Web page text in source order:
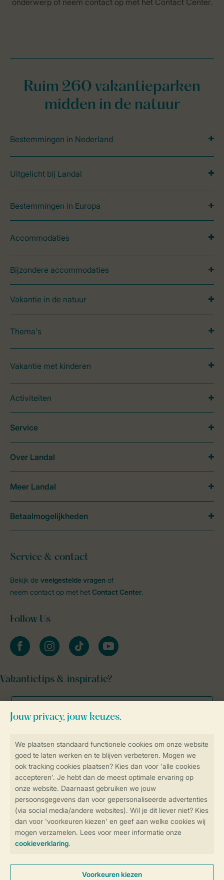
Controle over jouw gegevens &
Instellingen wijzigen
Veilig en snel online boeken
Veilige gegevensoverdracht
Veilige betaling
Ruim 260 vakantieparken
midden in de natuur
Bestemmingen in Nederland
Uitgelicht bij Landal
Bestemmingen in Europa
Accommodaties
Bijzondere accommodaties
Vakantie in de natuur
Thema's
Vakantie met kinderen
Activiteiten
Service & contact
Bekijk de veelgestelde vragen of
neem contact op met het Contact Center.
Follow Us
facebookinstagramtiktok youtube
Vakantietips & inspiratie?
Service
Over Landal
Meer Landal
Betaalmogelijkheden